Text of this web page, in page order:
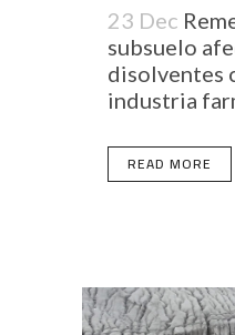
23 Dec
subsuelo
disolventes
industria
READ MORE